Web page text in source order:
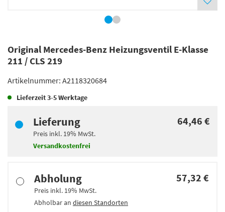
Original Mercedes-Benz Heizungsventil E-Klasse
211 / CLS 219
Artikelnummer: A2118320684
Lieferzeit3-5 Werktage
Lieferung
Preis inkl. 19% MwSt.
Versandkostenfrei
64,46 €
Abholung
Preis inkl. 19% MwSt.
Abholbar an diesen Standorten
57,32 €